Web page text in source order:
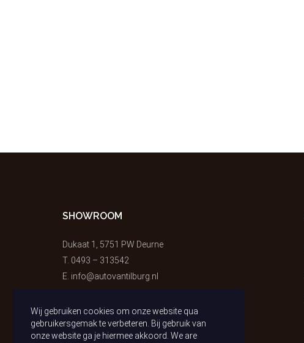
SHOWROOM
Dukaat 1, 5751 PW Deurne
T. 0493 – 313542
E. info@autovantilburg.nl
Wij gebruiken cookies om onze website qua
gebruikersgemak te verbeteren. Bij gebruik van
onze website ga je hiermee akkoord. We are